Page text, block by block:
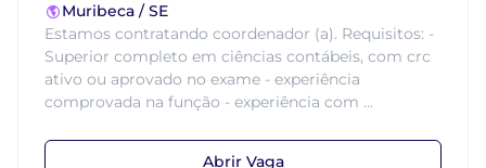
Muribeca / SE
Estamos contratando coordenador (a). Requisitos: -
Superior completo em ciências contábeis, com crc
ativo ou aprovado no exame - experiência
comprovada na função - experiência com ...
Abrir Vaga